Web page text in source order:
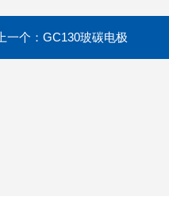
上一个：GC130玻碳电极